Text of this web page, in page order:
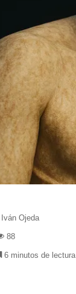
Iván Ojeda
88
6 minutos de lectura